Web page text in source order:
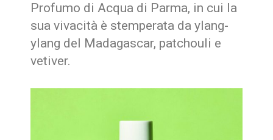
Profumo di Acqua di Parma, in cui la
sua vivacità è stemperata da ylang-
ylang del Madagascar, patchouli e
vetiver.